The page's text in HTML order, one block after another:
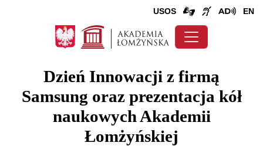
USOS EN
Dzień Innowacji z firmą
Samsung oraz prezentacja kół
naukowych Akademii
Łomżyńskiej